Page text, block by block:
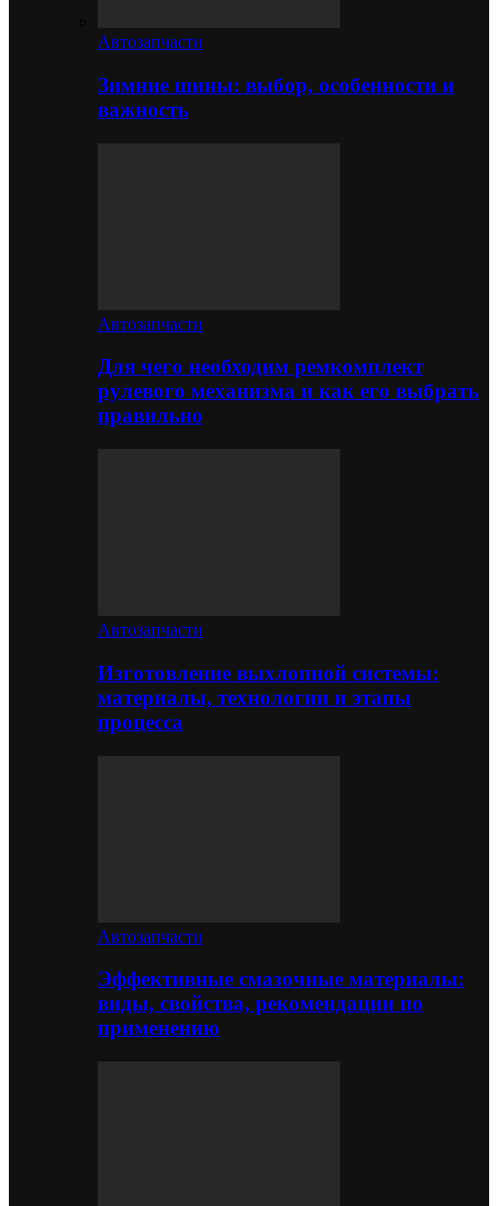
Автозапчасти
Зимние шины: выбор, особенности и
важность
Автозапчасти
Для чего необходим ремкомплект
рулевого механизма и как его выбрать
правильно
Автозапчасти
Изготовление выхлопной системы:
материалы, технологии и этапы
процесса
Автозапчасти
Эффективные смазочные материалы:
виды, свойства, рекомендации по
применению